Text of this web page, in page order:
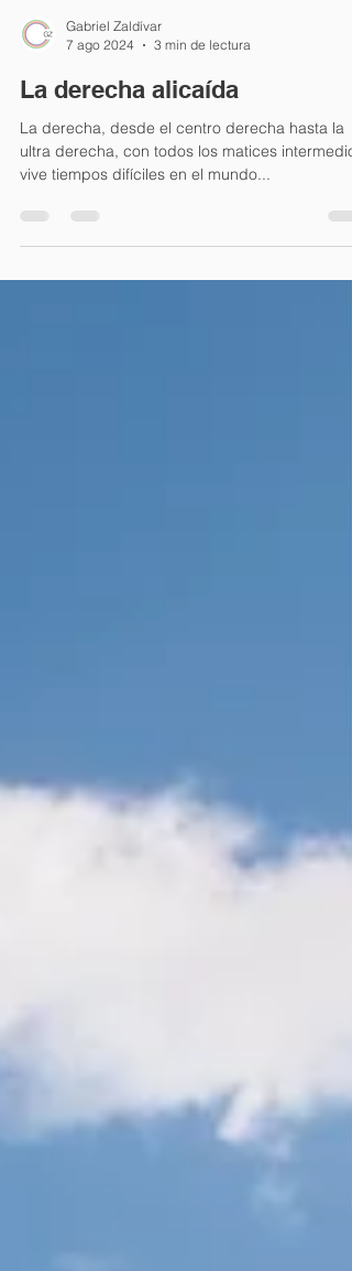
7 ago 2024
3 min de lectura
La derecha alicaída
La derecha, desde el centro derecha hasta la
vive tiempos difíciles en el mundo...